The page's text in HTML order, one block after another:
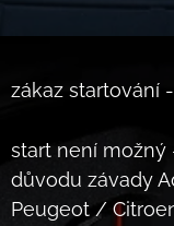
zákaz startování
start není možný
důvodu závady
Peugeot /